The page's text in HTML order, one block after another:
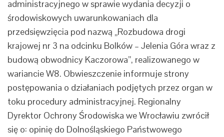
administracyjnego w sprawie wydania decyzji o
środowiskowych uwarunkowaniach dla
przedsięwzięcia pod nazwą „Rozbudowa drogi
krajowej nr 3 na odcinku Bolków – Jelenia Góra wraz z
budową obwodnicy Kaczorowa”, realizowanego w
wariancie W8. Obwieszczenie informuje strony
postępowania o działaniach podjętych przez organ w
toku procedury administracyjnej. Regionalny
Dyrektor Ochrony Środowiska we Wrocławiu zwrócił
się o: opinię do Dolnośląskiego Państwowego